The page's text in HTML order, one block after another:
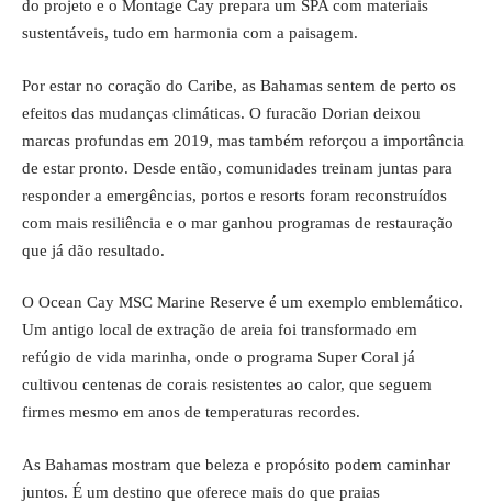
do projeto e o Montage Cay prepara um SPA com materiais
sustentáveis, tudo em harmonia com a paisagem.
Por estar no coração do Caribe, as Bahamas sentem de perto os
efeitos das mudanças climáticas. O furacão Dorian deixou
marcas profundas em 2019, mas também reforçou a importância
de estar pronto. Desde então, comunidades treinam juntas para
responder a emergências, portos e resorts foram reconstruídos
com mais resiliência e o mar ganhou programas de restauração
que já dão resultado.
O Ocean Cay MSC Marine Reserve é um exemplo emblemático.
Um antigo local de extração de areia foi transformado em
refúgio de vida marinha, onde o programa Super Coral já
cultivou centenas de corais resistentes ao calor, que seguem
firmes mesmo em anos de temperaturas recordes.
As Bahamas mostram que beleza e propósito podem caminhar
juntos. É um destino que oferece mais do que praias